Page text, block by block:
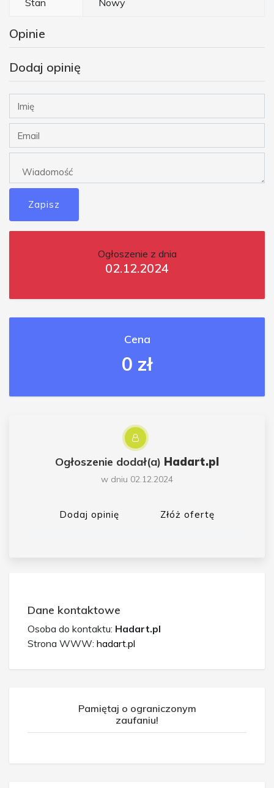
Stan Nowy
Opinie
Dodaj opinię
Zapisz
Ogłoszenie z dnia
02.12.2024
Cena
0 zł
Ogłoszenie dodał(a) Hadart.pl
w dniu 02.12.2024
Dodaj opinię Złóż ofertę
Dane kontaktowe
Osoba do kontaktu: Hadart.pl
Strona WWW: hadart.pl
Pamiętaj o ograniczonym
zaufaniu!